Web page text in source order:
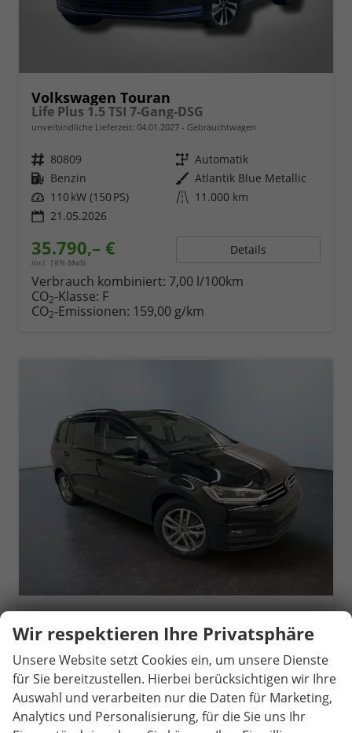
Volkswagen Touran
Life Plus 1.5 TSI 7-Gang-DSG
unverbindliche Lieferzeit: 04.01.2027 Gebrauchtwagen
Fahrzeugnr. 80809 Getriebe Automatik
Kraftstoff Benzin Außenfarbe Atlantik Blue Metallic
Leistung 110 kW (150 PS) Kilometerstand 11.000 km
21.05.2026
35.790,– €
incl. 19% MwSt.
Details
Verbrauch kombiniert: 7,00 l/100km
CO2-Klasse: F
CO2-Emissionen: 159,00 g/km
Comfortline Edition 1.5 TSI EVO ACT 150PS/110kW DSG7 2026 +AHK+TRAILER ASSIST+APP-Connect+RFK+17"ALU+SHZ
Fahrzeugnr. 82398 Getriebe
Doppelkupplungsgetriebe (DSG)
Kraftstoff Benzin Außenfarbe
0E - Grenadilla Black Met.
Leistung 110 kW (150 PS) Kilometerstand 14.000 km
Wir respektieren Ihre Privatsphäre
Unsere Website setzt Cookies ein, um unsere Dienste
für Sie bereitzustellen. Hierbei berücksichtigen wir Ihre
Auswahl und verarbeiten nur die Daten für Marketing,
Analytics und Personalisierung, für die Sie uns Ihr